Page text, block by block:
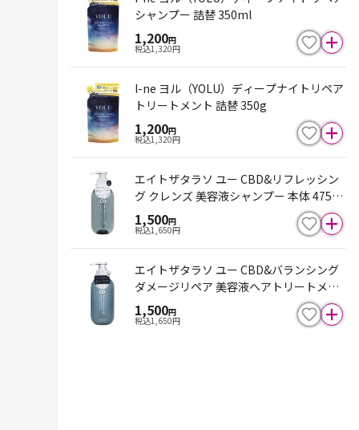
シャンプー 詰替 350ml
1,200円
税込1,320円
I-ne ヨル（YOLU）ディープナイトリペア
トリートメント 詰替 350g
1,200円
税込1,320円
エイトザタラソ ユー CBD&リフレッシン
グ クレンズ 美容液シャンプー 本体 475ml
ムスキーサボンの香り
1,500円
税込1,650円
エイトザタラソ ユー CBD&バランシング
ダメージリペア 美容液ヘアトリートメン
ト 本体 475ml ムスキーサボンの香り
1,500円
税込1,650円